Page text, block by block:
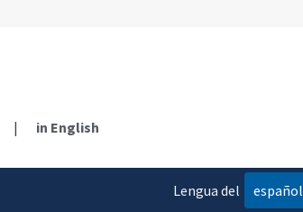
| in English
Lengua del
español